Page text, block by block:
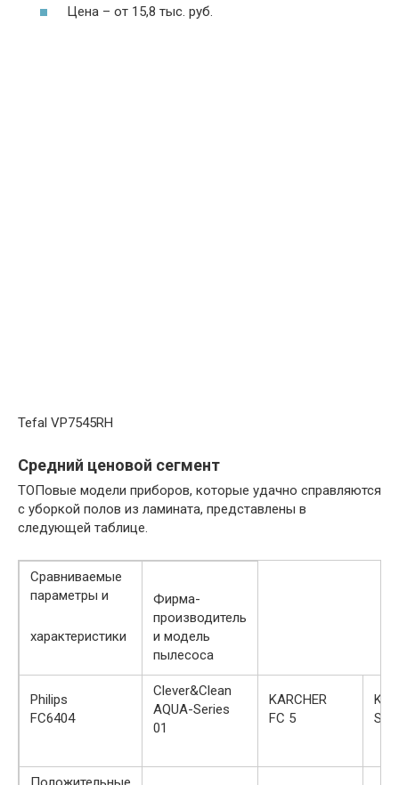
Цена – от 15,8 тыс. руб.
Tefal VP7545RH
Средний ценовой сегмент
ТОПовые модели приборов, которые удачно справляются
с уборкой полов из ламината, представлены в
следующей таблице.
Сравниваемые
параметры и
характеристики
Фирма-
производитель
и модель
пылесоса
Philips
FC6404
Clever&Clean
AQUA-Series
01
KARCHER
FC 5
SE